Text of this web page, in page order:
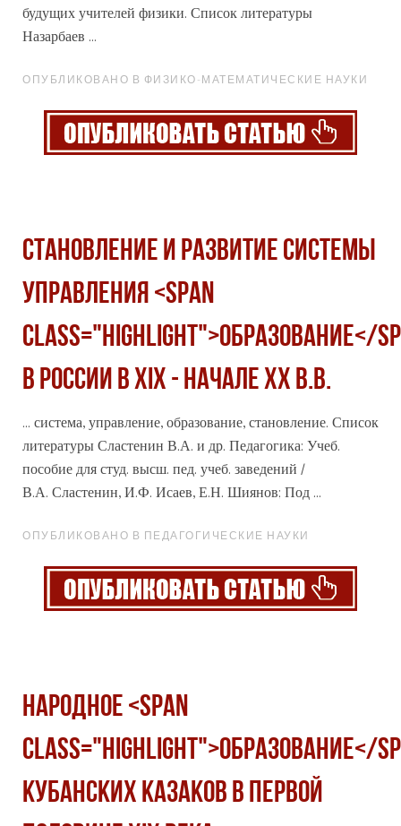
будущих учителей физики. Список литературы
Назарбаев ...
ОПУБЛИКОВАНО В ФИЗИКО-МАТЕМАТИЧЕСКИЕ НАУКИ
СТАНОВЛЕНИЕ И РАЗВИТИЕ СИСТЕМЫ
УПРАВЛЕНИЯ <span
class="highlight">ОБРАЗОВАНИЕ</
В РОССИИ В ХIХ - НАЧАЛЕ ХХ В.В.
... система, управление, образование, становление. Список
литературы Сластенин В.А. и др. Педагогика: Учеб.
пособие для студ. высш. пед. учеб. заведений /
В.А. Сластенин, И.Ф. Исаев, Е.Н. Шиянов; Под ...
ОПУБЛИКОВАНО В ПЕДАГОГИЧЕСКИЕ НАУКИ
НАРОДНОЕ <span
class="highlight">ОБРАЗОВАНИЕ</
КУБАНСКИХ КАЗАКОВ В ПЕРВОЙ